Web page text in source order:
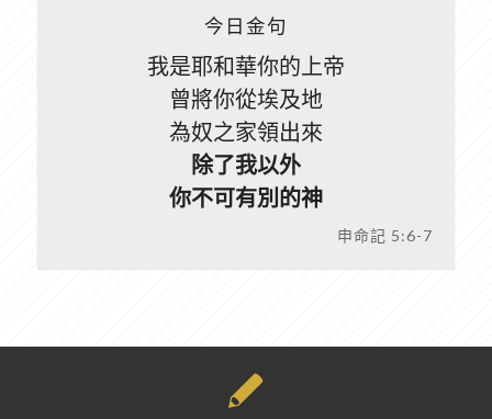
今日金句
我是耶和華你的上帝
曾將你從埃及地
為奴之家領出來
除了我以外
你不可有別的神
申命記 5:6-7